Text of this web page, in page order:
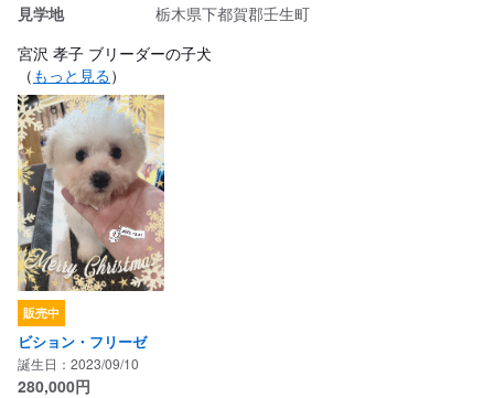
見学地
栃木県下都賀郡壬生町
宮沢 孝子 ブリーダーの子犬
（ もっと見る）
販売中
ビション・フリーゼ
誕生日：2023/09/10
280,000円